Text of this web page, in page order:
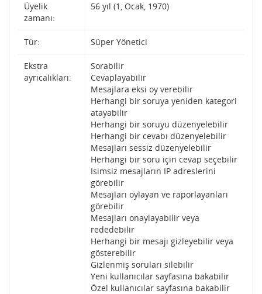
Üyelik
zamanı:
56 yıl (1, Ocak, 1970)
Tür: Süper Yönetici
Ekstra
ayrıcalıkları:
Sorabilir
Cevaplayabilir
Mesajlara eksi oy verebilir
Herhangi bir soruya yeniden kategori
atayabilir
Herhangi bir soruyu düzenyelebilir
Herhangi bir cevabı düzenyelebilir
Mesajları sessiz düzenyelebilir
Herhangi bir soru için cevap seçebilir
Isimsiz mesajların IP adreslerini
görebilir
Mesajları oylayan ve raporlayanları
görebilir
Mesajları onaylayabilir veya
rededebilir
Herhangi bir mesajı gizleyebilir veya
gösterebilir
Gizlenmiş soruları silebilir
Yeni kullanıcılar sayfasına bakabilir
Özel kullanıcılar sayfasına bakabilir